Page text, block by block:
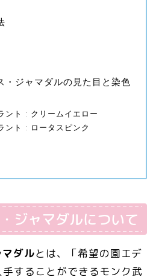
・ジャマダルの見た目と染色
ント : クリームイエロー
ント : ロータスピンク
ジャマダルについて
ダルとは、「希望の園エデ
することができるモンク武